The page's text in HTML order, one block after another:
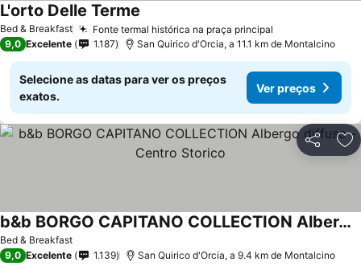
Bed & Breakfast Fonte termal histórica na praça principal
L'orto Delle Terme
9,0 Excelente 1.187 San Quirico d'Orcia, a 11.1 km de Montalcino
Selecione as datas para ver os preços
exatos.
Ver preços
Partilhar
Bed & Breakfast
b&b BORGO CAPITANO COLLECTION Albergo diffuso - Centro Storico
Ver preços
9,0 Excelente 1.139 San Quirico d'Orcia, a 9.4 km de Montalcino